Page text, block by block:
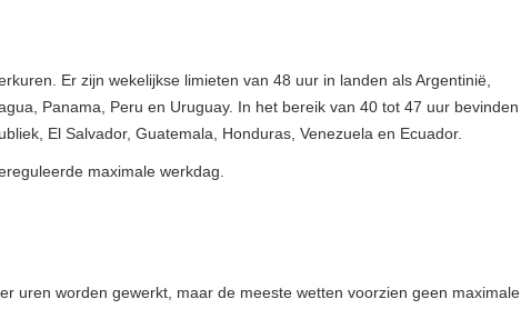
Er zijn wekelijkse limieten van 48 uur in landen als Argentinië,
Panama, Peru en Uruguay. In het bereik van 40 tot 47 uur bevinden
El Salvador, Guatemala, Honduras, Venezuela en Ecuador.
maximale werkdag.
uren worden gewerkt, maar de meeste wetten voorzien geen maximale